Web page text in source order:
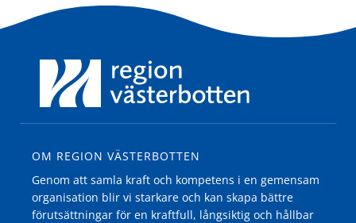
OM REGION VÄSTERBOTTEN
Genom att samla kraft och kompetens i en gemensam
organisation blir vi starkare och kan skapa bättre
förutsättningar för en kraftfull, långsiktig och hållbar